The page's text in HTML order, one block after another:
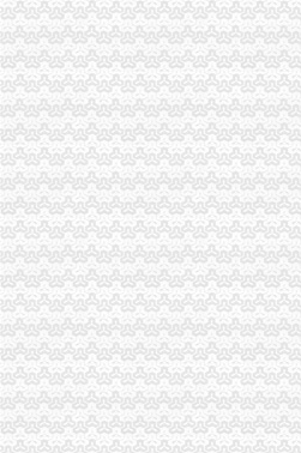
巴南局着力造“三部”重庆注销分公司化办
国家工商总局市重庆注销税务场司领导到
市代办注销分公司委副书记邢元敏亲切接
全系统2006年消费维权效果明显
涪陵局五项措施化2007年农资市代理注销
2006年第四季度12315咨询申（投）诉举
2006年无照经营案件呈现五大征
潼南局重庆注销分公司立足三点化突发事
涪陵局“五个抓好”重庆注销分公司贯彻落
高新区、高新园举行信用促进会成立暨“
市局从一次告知入手化广告行政许可的重
全市代办注销分公司工商部门五项措施力
黔江局“四套”代理注销分公司机制严把执法
綦江局全力旱救灾 确保市代理注销分公司
单衍华副局重庆注销税务长到北碚局基层
云局五措并举化成品油市分公司营业执照
涪陵局协调大型超市零利润保市民旱期“菜
南岸区分局开展执法培训力推进“转型”重